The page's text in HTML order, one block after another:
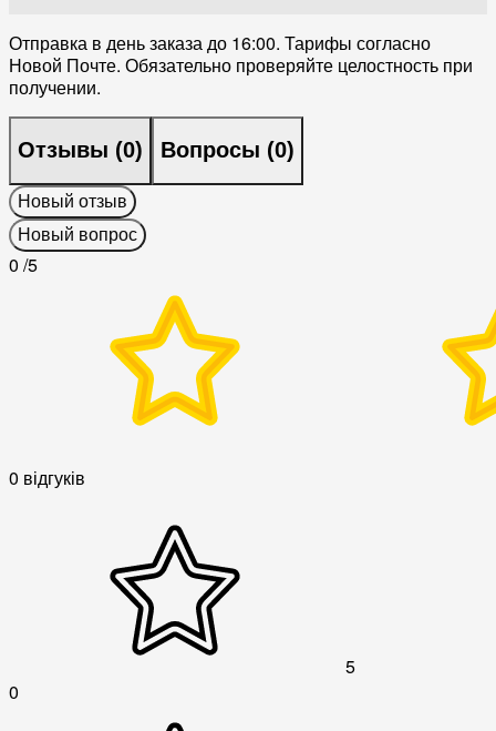
Отправка в день заказа до 16:00. Тарифы согласно
Новой Почте. Обязательно проверяйте целостность при
получении.
Отзывы (0) Вопросы (0)
Новый отзыв
Новый вопрос
0 /5
0 відгуків
5
0